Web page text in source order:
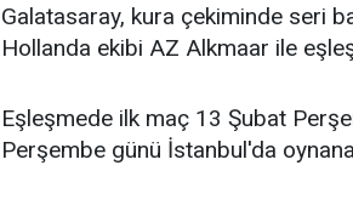
Galatasaray, kura çekiminde seri
Hollanda ekibi AZ Alkmaar ile
Eşleşmede ilk maç 13 Şubat
Perşembe günü İstanbul'da